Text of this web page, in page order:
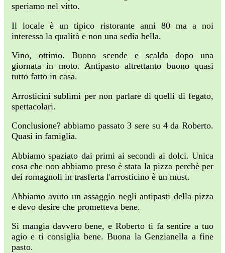
speriamo nel vitto.
Il locale è un tipico ristorante anni 80 ma a noi
interessa la qualità e non una sedia bella.
Vino, ottimo. Buono scende e scalda dopo una
giornata in moto. Antipasto altrettanto buono quasi
tutto fatto in casa.
Arrosticini sublimi per non parlare di quelli di fegato,
spettacolari.
Conclusione? abbiamo passato 3 sere su 4 da Roberto.
Quasi in famiglia.
Abbiamo spaziato dai primi ai secondi ai dolci. Unica
cosa che non abbiamo preso è stata la pizza perchè per
dei romagnoli in trasferta l'arrosticino è un must.
Abbiamo avuto un assaggio negli antipasti della pizza
e devo desire che prometteva bene.
Si mangia davvero bene, e Roberto ti fa sentire a tuo
agio e ti consiglia bene. Buona la Genzianella a fine
pasto.